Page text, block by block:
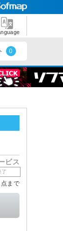
0
ビス
まで